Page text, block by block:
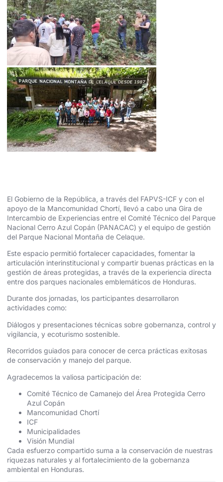
El Gobierno de la República, a través del FAPVS-ICF y con el
apoyo de la Mancomunidad Chortí, llevó a cabo una Gira de
Intercambio de Experiencias entre el Comité Técnico del Parque
Nacional Cerro Azul Copán (PANACAC) y el equipo de gestión
del Parque Nacional Montaña de Celaque.
Este espacio permitió fortalecer capacidades, fomentar la
articulación interinstitucional y compartir buenas prácticas en la
gestión de áreas protegidas, a través de la experiencia directa
entre dos parques nacionales emblemáticos de Honduras.
Durante dos jornadas, los participantes desarrollaron
actividades como:
Diálogos y presentaciones técnicas sobre gobernanza, control y
vigilancia, y ecoturismo sostenible.
Recorridos guiados para conocer de cerca prácticas exitosas
de conservación y manejo del parque.
Agradecemos la valiosa participación de:
Comité Técnico de Camanejo del Área Protegida Cerro
Azul Copán
Mancomunidad Chortí
ICF
Municipalidades
Visión Mundial
Cada esfuerzo compartido suma a la conservación de nuestras
riquezas naturales y al fortalecimiento de la gobernanza
ambiental en Honduras.